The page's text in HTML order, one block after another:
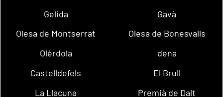
Gelida
Gavà
Olesa de Montserrat
Olesa de Bonesvalls
Olèrdola
dena
Castelldefels
El Brull
La Llacuna
Premià de Dalt